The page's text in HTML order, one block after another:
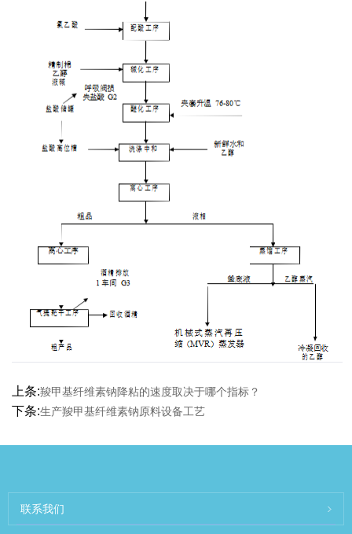
上条:羧甲基纤维素钠降粘的速度取决于哪个指标？
下条:生产羧甲基纤维素钠原料设备工艺
联系我们